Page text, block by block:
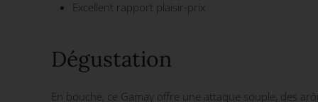
Excellent rapport plaisir-prix
Dégustation
En bouche, ce Gamay offre une attaque souple, des